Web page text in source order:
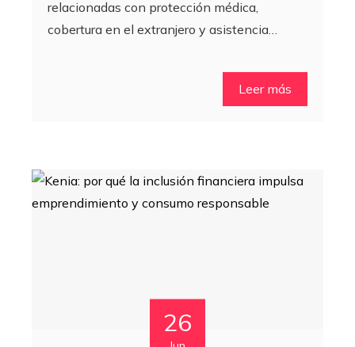
relacionadas con protección médica,
cobertura en el extranjero y asistencia…
Leer más
26